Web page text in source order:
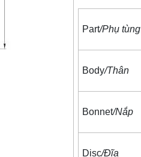
Part/Phụ tùng
Body/Thân
Bonnet/Nắp
Disc/Đĩa